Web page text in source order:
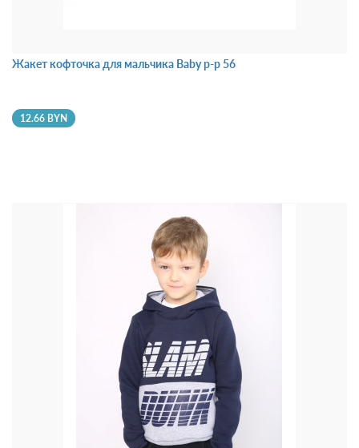
Жакет кофточка для мальчика Baby р-р 56
12.66 BYN